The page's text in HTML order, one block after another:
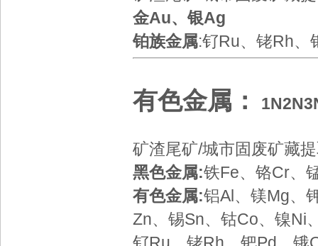
金Au、银Ag
铂族金属:钌Ru、铑Rh、
有色金属 ： 1N2N
矿渣尾矿/城市固废矿藏
黑色金属:铁Fe、铬Cr、
有色金属:铝Al、镁Mg、
Zn、锡Sn、钴Co、镍Ni